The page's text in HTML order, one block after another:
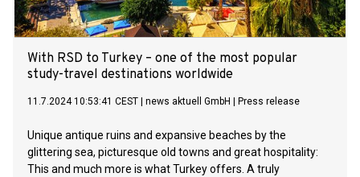
the broadest testing platform in the Point of Care market.
With RSD to Turkey – one of the most popular
study-travel destinations worldwide
11.7.2024 10:53:41 CEST news aktuell GmbH Press release
Unique antique ruins and expansive beaches by the
glittering sea, picturesque old towns and great hospitality:
This and much more is what Turkey offers. A truly